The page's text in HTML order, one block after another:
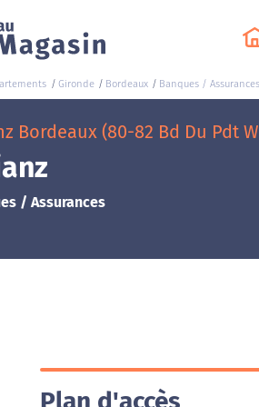
Gironde Bordeaux Banques / Assurances
Bordeaux (80-82 Bd Du Pdt
/ Assurances